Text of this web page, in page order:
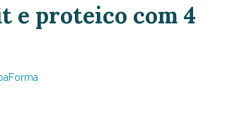
e proteico com 4